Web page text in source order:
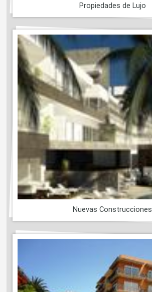
Propiedades de Lujo
Nuevas Construcciones